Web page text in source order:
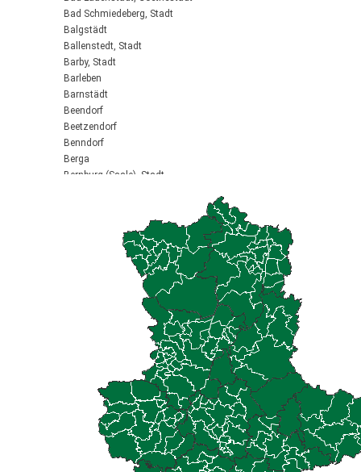
Bad Schmiedeberg, Stadt
Balgstädt
Ballenstedt, Stadt
Barby, Stadt
Barleben
Barnstädt
Beendorf
Beetzendorf
Benndorf
Berga
Bernburg (Saale), Stadt
Bitterfeld-Wolfen, Stadt
Blankenburg (Harz), Stadt
Brücken-Hackpfüffel
Bülstringen
Burg, Stadt
Burgstall
Calbe (Saale), Stadt